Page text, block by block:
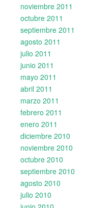
noviembre 2011
octubre 2011
septiembre 2011
agosto 2011
julio 2011
junio 2011
mayo 2011
abril 2011
marzo 2011
febrero 2011
enero 2011
diciembre 2010
noviembre 2010
octubre 2010
septiembre 2010
agosto 2010
julio 2010